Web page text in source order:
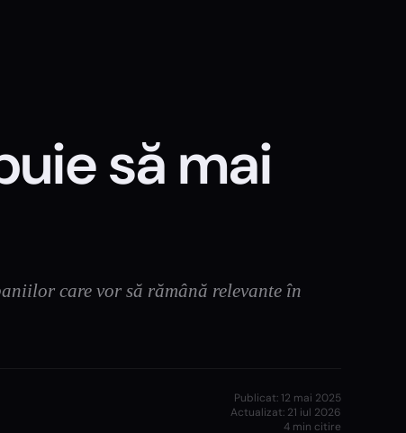
să mai
care vor să rămână relevante în
Publicat:12 mai 2025
Actualizat: 21 iul 2026
4 min citire